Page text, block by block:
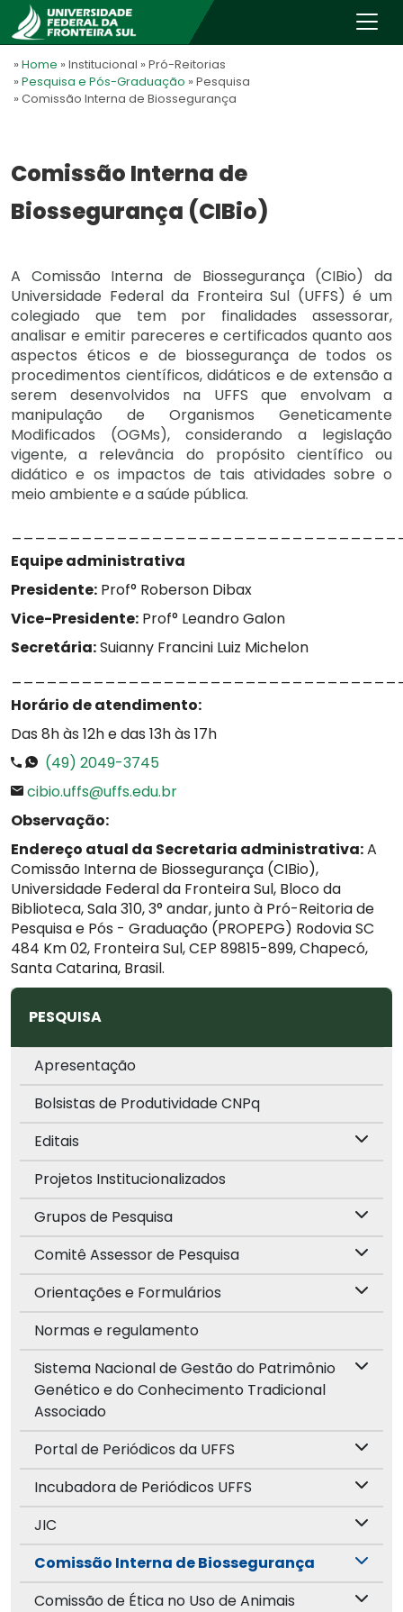
» Home » Institucional » Pró-Reitorias
» Pesquisa e Pós-Graduação » Pesquisa
» Comissão Interna de Biossegurança
Comissão Interna de
Biossegurança (CIBio)
A Comissão Interna de Biossegurança (CIBio) da
Universidade Federal da Fronteira Sul (UFFS) é um
colegiado que tem por finalidades assessorar,
analisar e emitir pareceres e certificados quanto aos
aspectos éticos e de biossegurança de todos os
procedimentos científicos, didáticos e de extensão a
serem desenvolvidos na UFFS que envolvam a
manipulação de Organismos Geneticamente
Modificados (OGMs), considerando a legislação
vigente, a relevância do propósito científico ou
didático e os impactos de tais atividades sobre o
meio ambiente e a saúde pública.
Equipe administrativa
Presidente: Prof° Roberson Dibax
Vice-Presidente: Prof° Leandro Galon
Secretária:Suianny Francini Luiz Michelon
Horário de atendimento:
Das 8h às 12h e das 13h às 17h
(49) 2049-3745
cibio.uffs@uffs.edu.br
Observação:
Endereço atual da Secretaria administrativa:A
Comissão Interna de Biossegurança (CIBio),
Universidade Federal da Fronteira Sul, Bloco da
Biblioteca, Sala 310, 3° andar, junto à Pró-Reitoria de
Pesquisa e Pós - Graduação (PROPEPG) Rodovia SC
484 Km 02, Fronteira Sul, CEP 89815-899, Chapecó,
Santa Catarina, Brasil.
PESQUISA
Apresentação
Bolsistas de Produtividade CNPq
Editais
Projetos Institucionalizados
Grupos de Pesquisa
Comitê Assessor de Pesquisa
Orientações e Formulários
Normas e regulamento
Sistema Nacional de Gestão do Patrimônio
Genético e do Conhecimento Tradicional
Associado
Portal de Periódicos da UFFS
Incubadora de Periódicos UFFS
JIC
Comissão Interna de Biossegurança
Comissão de Ética no Uso de Animais